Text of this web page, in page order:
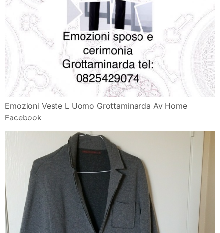
Emozioni Veste L Uomo Grottaminarda Av Home
Facebook